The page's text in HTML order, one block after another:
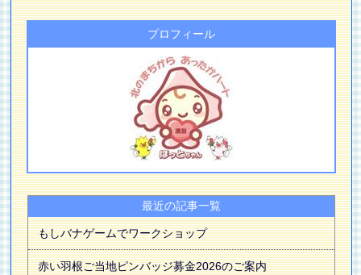
プロフィール
最近の記事一覧
もしバナゲームでワークショップ
赤い羽根ご当地ピンバッジ募金2026のご案内